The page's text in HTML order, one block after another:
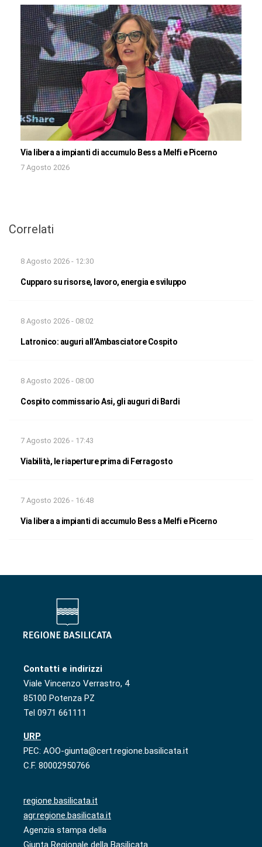
Via libera a impianti di accumulo Bess a Melfi e Picerno
7 Agosto 2026
Correlati
8 Agosto 2026 - 12:30
Cupparo su risorse, lavoro, energia e sviluppo
8 Agosto 2026 - 08:02
Latronico: auguri all’Ambasciatore Cospito
8 Agosto 2026 - 08:00
Cospito commissario Asi, gli auguri di Bardi
7 Agosto 2026 - 17:43
Viabilità, le riaperture prima di Ferragosto
7 Agosto 2026 - 16:48
Via libera a impianti di accumulo Bess a Melfi e Picerno
Contatti e indirizzi
Viale Vincenzo Verrastro, 4
85100 Potenza PZ
Tel 0971 661111
URP
PEC: AOO-giunta@cert.regione.basilicata.it
C.F. 80002950766
regione.basilicata.it
agr.regione.basilicata.it
Agenzia stampa della
Giunta Regionale della Basilicata